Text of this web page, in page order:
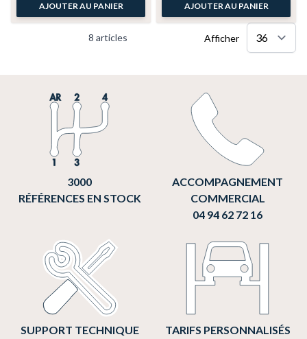
AJOUTER AU PANIER AJOUTER AU PANIER
8 articles Afficher
3000
RÉFÉRENCES EN STOCK
ACCOMPAGNEMENT
COMMERCIAL
04 94 62 72 16
SUPPORT TECHNIQUE
TARIFS PERSONNALISÉS